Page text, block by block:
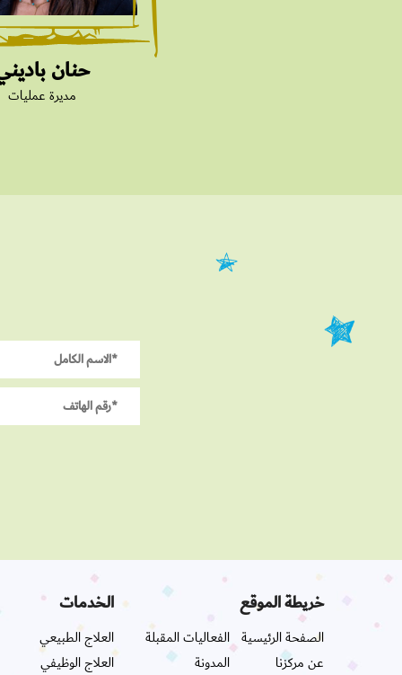
حنان
مديرة عمليات
خريطة الموقع
الصفحة الرئيسية الفعاليات المقبلة
عن مركزنا
المدونة
الخدمات
العلاج الطبيعي
العلاج الوظيفي